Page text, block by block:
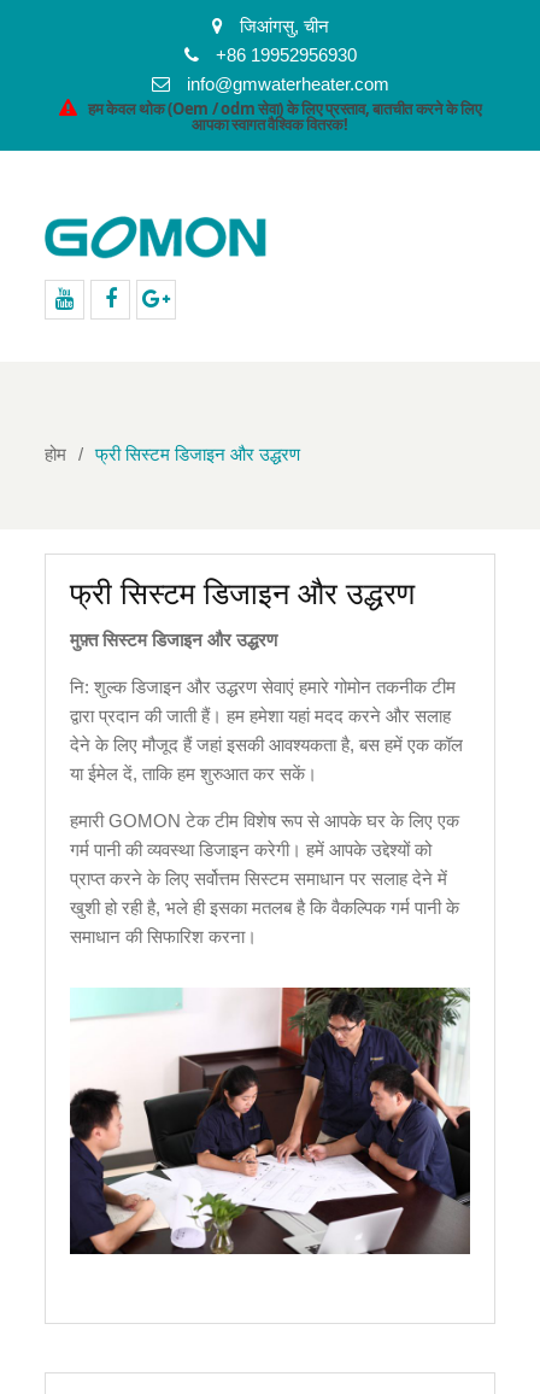
जिआंगसु, चीन
+86 19952956930
info@gmwaterheater.com
हम केवल थोक (Oem / odm सेवा) के लिए प्रस्ताव, बातचीत करने के लिए
आपका स्वागत वैश्विक वितरक!
होम फ्री सिस्टम डिजाइन और उद्धरण
फ्री सिस्टम डिजाइन और उद्धरण
मुफ़्त सिस्टम डिजाइन और उद्धरण
नि: शुल्क डिजाइन और उद्धरण सेवाएं हमारे गोमोन तकनीक टीम
द्वारा प्रदान की जाती हैं। हम हमेशा यहां मदद करने और सलाह
देने के लिए मौजूद हैं जहां इसकी आवश्यकता है, बस हमें एक कॉल
या ईमेल दें, ताकि हम शुरुआत कर सकें।
हमारी GOMON टेक टीम विशेष रूप से आपके घर के लिए एक
गर्म पानी की व्यवस्था डिजाइन करेगी। हमें आपके उद्देश्यों को
प्राप्त करने के लिए सर्वोत्तम सिस्टम समाधान पर सलाह देने में
खुशी हो रही है, भले ही इसका मतलब है कि वैकल्पिक गर्म पानी के
समाधान की सिफारिश करना।